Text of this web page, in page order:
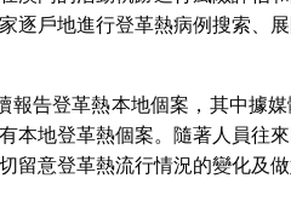
逐戶地進行登革熱病例搜索、
報告登革熱本地個案，其中據
本地登革熱個案。隨著人員往
留意登革熱流行情況的變化及